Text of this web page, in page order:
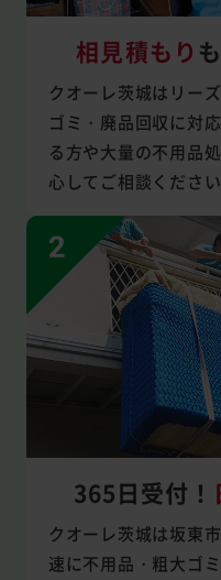
相見積もり も
クオーレ茨城はリー
ゴミ・廃品回収に対
る方や大量の不用品
心してご相談ください
365日受付！
クオーレ茨城は坂東
速に不用品・粗大ゴ